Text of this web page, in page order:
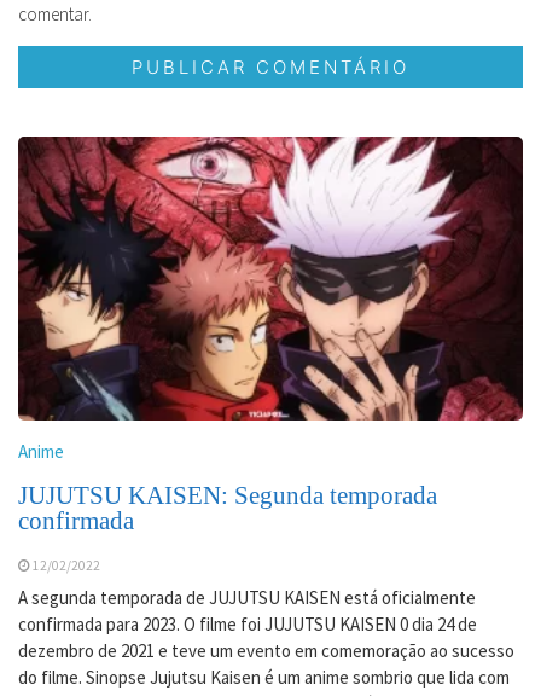
comentar.
Anime
JUJUTSU KAISEN: Segunda temporada
confirmada
12/02/2022
A segunda temporada de JUJUTSU KAISEN está oficialmente
confirmada para 2023. O filme foi JUJUTSU KAISEN 0 dia 24 de
dezembro de 2021 e teve um evento em comemoração ao sucesso
do filme. Sinopse Jujutsu Kaisen é um anime sombrio que lida com